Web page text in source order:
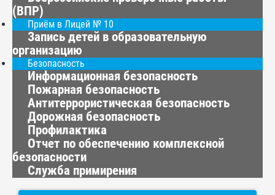
(ВПР)
Приём в Лицей № 10
Запись детей в образовательную
организацию
Безопасность
Информационная безопасность
Пожарная безопасность
Антитеррористическая безопасность
Дорожная безопасность
Профилактика
Отчет по обеспечению комплексной
безопасности
Служба примирения